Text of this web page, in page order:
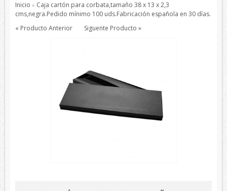
Todos los Productos
Productos de protección
Chales/Foulares Devota&Lomba
Chales/Foulares Howards London
Inicio » Caja cartón para corbata,tamaño 38 x 13 x 2,3
cms,negra.Pedido mínimo 100 uds.Fabricación española en 30 días.
« Producto Anterior
Siguente Producto »